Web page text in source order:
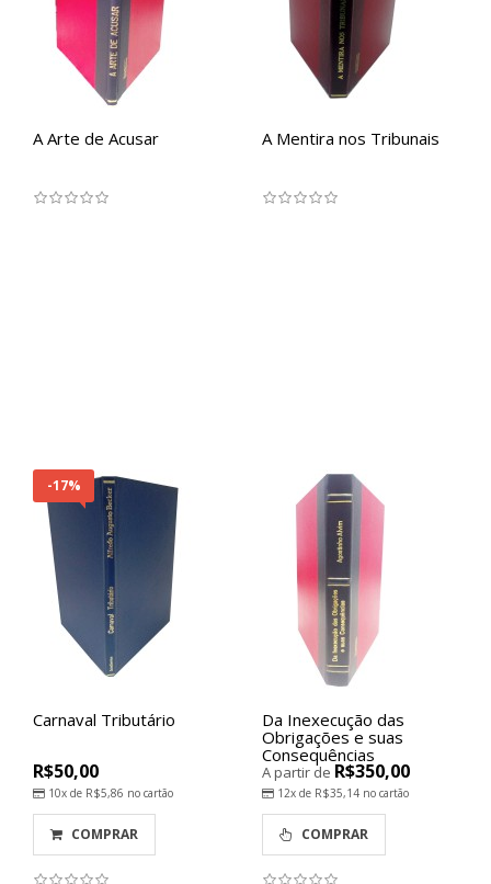
A Arte de Acusar A Mentira nos Tribunais
-17%
Carnaval Tributário
R$50,00
10x de R$5,86 no cartão
COMPRAR
Da Inexecução das
Obrigações e suas
Consequências
A partir de R$350,00
12x de R$35,14 no cartão
COMPRAR